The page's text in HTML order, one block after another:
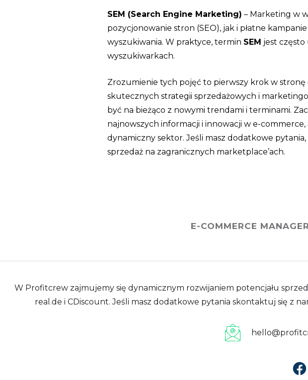
SEM (Search Engine Marketing) – Marketing w
pozycjonowanie stron (SEO), jak i płatne
wyszukiwania. W praktyce, termin SEM jest często
wyszukiwarkach.
Zrozumienie tych pojęć to pierwszy krok w
skutecznych strategii sprzedażowych i
być na bieżąco z nowymi trendami i terminami.
najnowszych informacji i innowacji w e-
dynamiczny sektor. Jeśli masz dodatkowe pytania,
sprzedaż na zagranicznych marketplace’ach.
E-COMMERCE
W Profitcrew zajmujemy się dynamicznym rozwijaniem potencjału
real.de i CDiscount. Jeśli masz dodatkowe pytania skontaktuj się z